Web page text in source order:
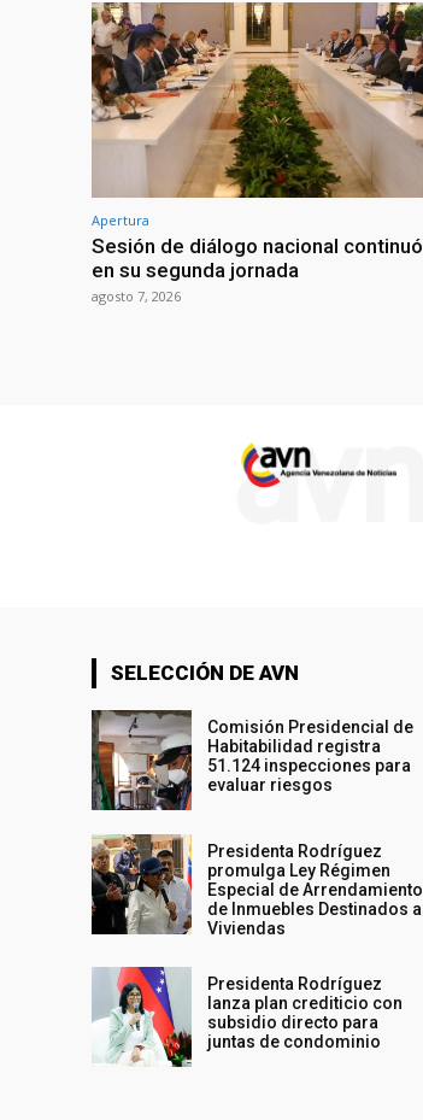
Apertura
Sesión de diálogo nacional continuó
en su segunda jornada
agosto 7, 2026
SELECCIÓN DE AVN
Comisión Presidencial de
Habitabilidad registra
51.124 inspecciones para
evaluar riesgos
Presidenta Rodríguez
promulga Ley Régimen
Especial de Arrendamiento
de Inmuebles Destinados a
Viviendas
Presidenta Rodríguez
lanza plan crediticio con
subsidio directo para
juntas de condominio